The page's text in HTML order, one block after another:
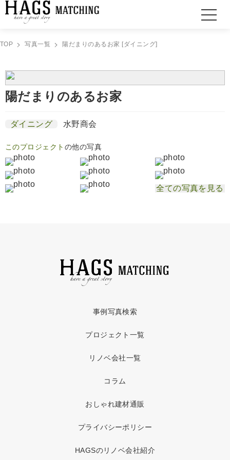
TOP 写真一覧 陽だまりのあるお家 [ダイニング]
陽だまりのあるお家
ダイニング 水野商会
このプロジェクト の他の写真
全ての写真を見る
事例写真検索
プロジェクト一覧
リノベ会社一覧
コラム
おしゃれ建材通販
プライバシーポリシー
HAGSのリノベ会社紹介